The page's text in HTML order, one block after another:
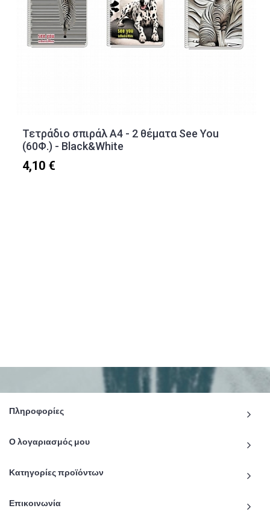
Τετράδιο σπιράλ Α4 - 2 θέματα See You
(60Φ.) - Black&White
4,10 €
Πληροφορίες
Ο λογαριασμός μου
Κατηγορίες προϊόντων
Επικοινωνία